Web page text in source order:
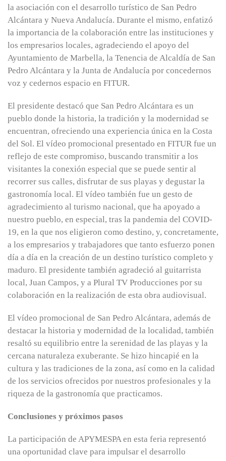
la asociación con el desarrollo turístico de San Pedro
Alcántara y Nueva Andalucía. Durante el mismo, enfatizó
la importancia de la colaboración entre las instituciones y
los empresarios locales, agradeciendo el apoyo del
Ayuntamiento de Marbella, la Tenencia de Alcaldía de San
Pedro Alcántara y la Junta de Andalucía por concedernos
voz y cedernos espacio en FITUR.
El presidente destacó que San Pedro Alcántara es un
pueblo donde la historia, la tradición y la modernidad se
encuentran, ofreciendo una experiencia única en la Costa
del Sol. El vídeo promocional presentado en FITUR fue un
reflejo de este compromiso, buscando transmitir a los
visitantes la conexión especial que se puede sentir al
recorrer sus calles, disfrutar de sus playas y degustar la
gastronomía local. El vídeo también fue un gesto de
agradecimiento al turismo nacional, que ha apoyado a
nuestro pueblo, en especial, tras la pandemia del COVID-
19, en la que nos eligieron como destino, y, concretamente,
a los empresarios y trabajadores que tanto esfuerzo ponen
día a día en la creación de un destino turístico completo y
maduro. El presidente también agradeció al guitarrista
local, Juan Campos, y a Plural TV Producciones por su
colaboración en la realización de esta obra audiovisual.
El vídeo promocional de San Pedro Alcántara, además de
destacar la historia y modernidad de la localidad, también
resaltó su equilibrio entre la serenidad de las playas y la
cercana naturaleza exuberante. Se hizo hincapié en la
cultura y las tradiciones de la zona, así como en la calidad
de los servicios ofrecidos por nuestros profesionales y la
riqueza de la gastronomía que practicamos.
Conclusiones y próximos pasos
La participación de APYMESPA en esta feria representó
una oportunidad clave para impulsar el desarrollo